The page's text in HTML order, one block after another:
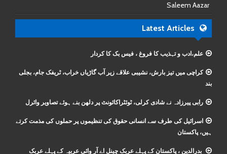
Saleem Aazar
Latest Articles
علم،ادب و تہذیب کا فروغ ، فیس بک کا کردار
کراچی میں تیز بارش، نشیبی علاقے زیر آب گاڑیاں خراب، ٹریفک جام، بجلی
بند
رابی پیرزادہ نے شادی کرلی، ٹوئٹراکائونٹ پر دلھن بنے ہوئے تصاویر وائرل
اسرائیل کی طرف سے انسانی حقوق کی تنظیموں پر حملوں کی مذمت کرتے
ہیں، پاکستان
بدرالدین ، پاکستان کے پہلے عربک چینل اے آر وائی عربیہ کے پہلے عربک